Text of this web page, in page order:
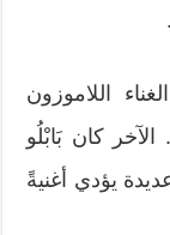
اللاموزون
الآخر كان بَابْلُو
يؤدي أغنيةً